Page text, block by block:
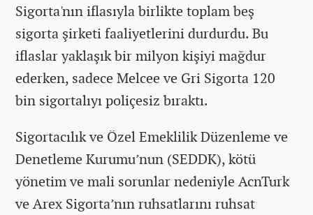
Sigorta'nın iflasıyla birlikte toplam beş
sigorta şirketi faaliyetlerini durdurdu. Bu
iflaslar yaklaşık bir milyon kişiyi mağdur
ederken, sadece Melcee ve Gri Sigorta 120
bin sigortalıyı poliçesiz bıraktı.
Sigortacılık ve Özel Emeklilik Düzenleme ve
Denetleme Kurumu’nun (SEDDK), kötü
yönetim ve mali sorunlar nedeniyle AcnTurk
ve Arex Sigorta’nın ruhsatlarını ruhsat